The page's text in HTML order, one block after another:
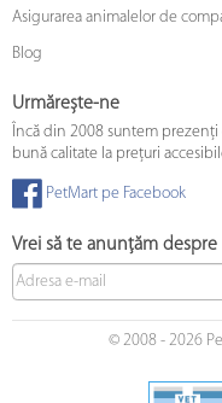
Asigurarea animalelor de
Blog
Urmărește-ne
Încă din 2008 suntem
bună calitate la prețuri
PetMart pe Facebook
Vrei să te anunțăm
© 2008 - 2026